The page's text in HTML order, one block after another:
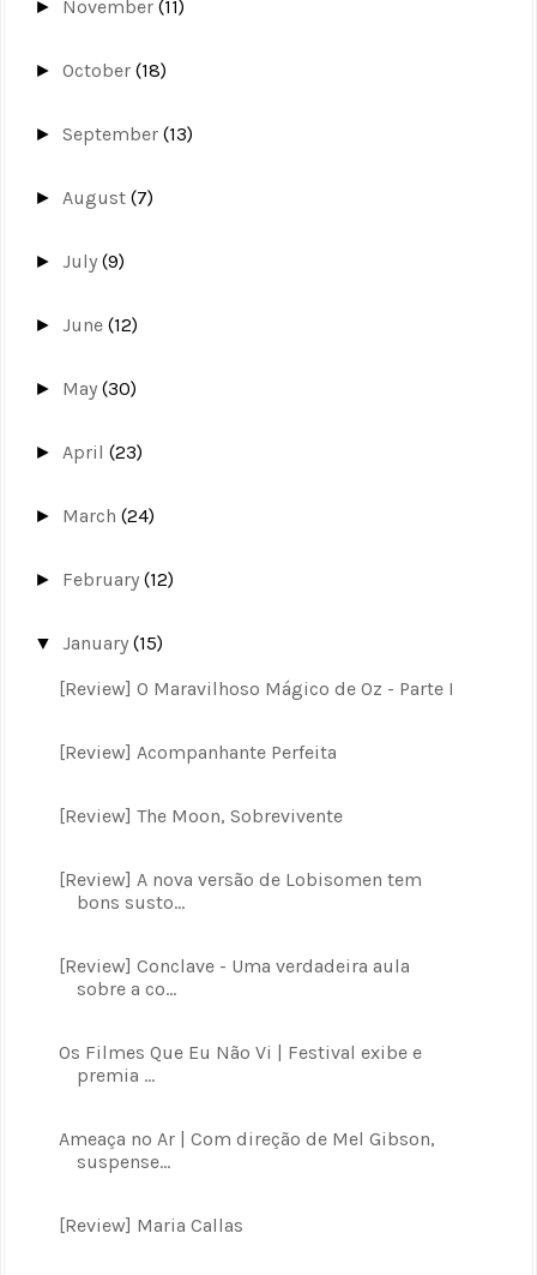
► November(11)
►October(18)
►September(13)
► August(7)
►July(9)
►June(12)
► May(30)
► April(23)
► March(24)
► February(12)
▼January(15)
[Review] O Maravilhoso Mágico de Oz - Parte I
[Review] Acompanhante Perfeita
[Review] The Moon, Sobrevivente
[Review] A nova versão de Lobisomen tem
bons susto...
[Review] Conclave - Uma verdadeira aula
sobre a co...
Os Filmes Que Eu Não Vi | Festival exibe e
premia ...
Ameaça no Ar | Com direção de Mel Gibson,
suspense...
[Review] Maria Callas